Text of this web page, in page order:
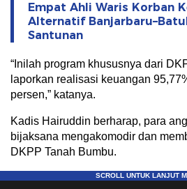
Empat Ahli Waris Korban
Alternatif
Santunan
“Inilah program khususnya dari
laporkan realisasi keuangan
persen,” katanya.
Kadis Hairuddin berharap, para
bijaksana mengakomodir dan
DKPP Tanah Bumbu.